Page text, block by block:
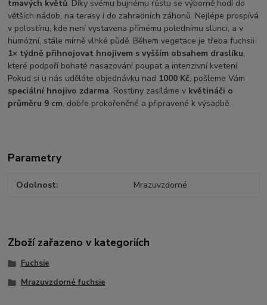
tmavých květů. Díky svému bujnému růstu se výborně hodí do
větších nádob, na terasy i do zahradních záhonů. Nejlépe prospívá
v polostínu, kde není vystavena přímému polednímu slunci, a v
humózní, stále mírně vlhké půdě. Během vegetace je třeba fuchsii
1× týdně přihnojovat hnojivem s vyšším obsahem draslíku,
které podpoří bohaté nasazování poupat a intenzivní kvetení.
Pokud si u nás uděláte objednávku nad 1000 Kč, pošleme Vám
speciální hnojivo zdarma. Rostliny zasíláme v květináči o
průměru 9 cm, dobře prokořeněné a připravené k výsadbě.
Parametry
Odolnost Mrazuvzdorné
Zboží zařazeno v kategoriích
Fuchsie
Mrazuvzdorné fuchsie